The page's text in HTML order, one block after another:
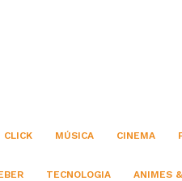
CLICK MÚSICA CINEMA
TECNOLOGIA ANIMES